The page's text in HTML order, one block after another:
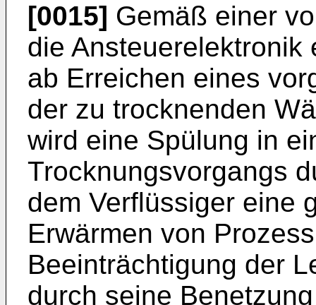
[0015] Gemäß einer
die
ab Erreichen eines
der zu trocknenden
wird eine Spülung in
Trocknungsvorgangs
dem Verflüssiger eine
Erwärmen von
Beeinträchtigung der
durch seine